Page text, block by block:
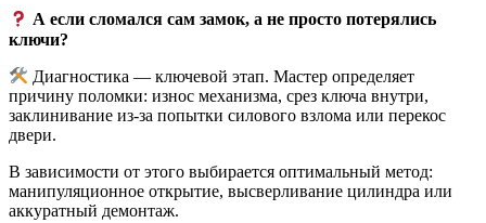
А если сломался сам замок, а не просто потерялись
ключи?
Диагностика — ключевой этап. Мастер определяет
причину поломки: износ механизма, срез ключа внутри,
заклинивание из-за попытки силового взлома или перекос
двери.
В зависимости от этого выбирается оптимальный метод:
манипуляционное открытие, высверливание цилиндра или
аккуратный демонтаж.